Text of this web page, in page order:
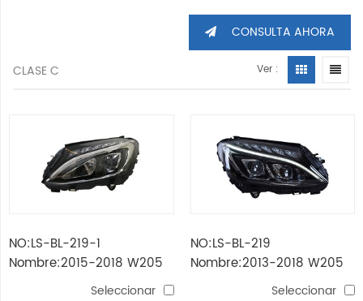
CONSULTA AHORA
CLASE C Ver :
NO:LS-BL-219-1
Nombre:2015-2018 W205
W906 LÁMPARA DE CABEZA
Seleccionar
NO:LS-BL-219
Nombre:2013-2018 W205
LÁMPARA DE CABEZA LED
Seleccionar